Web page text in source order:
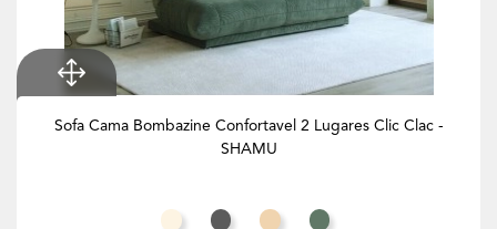
Sofa Cama Bombazine Confortavel 2 Lugares Clic Clac -
SHAMU
Branco Creme
CinzentoToffee Eucalipto